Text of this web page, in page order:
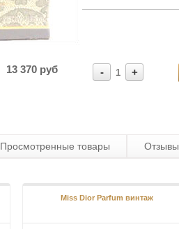
- 1 +
13 370 руб
Просмотренные товары Отзывы
Miss Dior Parfum винтаж